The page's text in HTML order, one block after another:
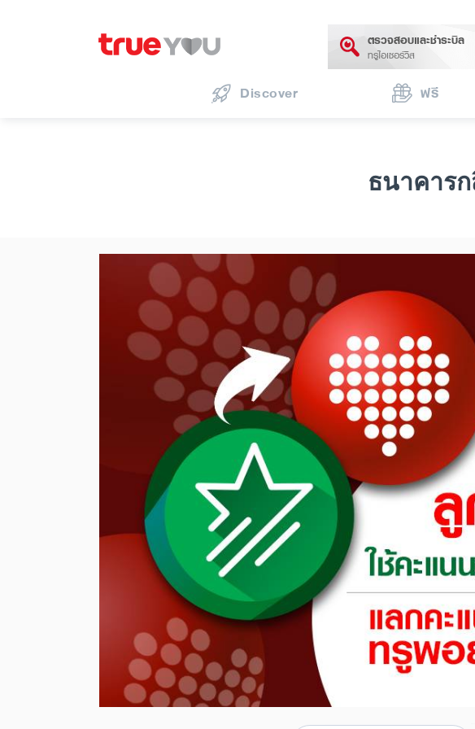
ตรวจสอบและชำระบิล
ทรูไอเซอร์วิส
Discover ฟรี
ธนาคาร